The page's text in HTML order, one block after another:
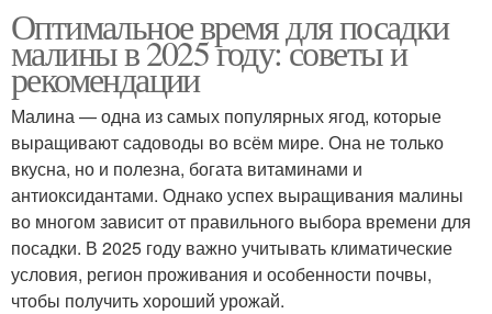
Оптимальное время для посадки
малины в 2025 году: советы и
рекомендации
Малина — одна из самых популярных ягод, которые
выращивают садоводы во всём мире. Она не только
вкусна, но и полезна, богата витаминами и
антиоксидантами. Однако успех выращивания малины
во многом зависит от правильного выбора времени для
посадки. В 2025 году важно учитывать климатические
условия, регион проживания и особенности почвы,
чтобы получить хороший урожай.